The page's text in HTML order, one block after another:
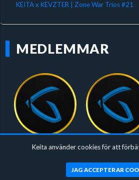
KEITA x KEVZTER | Zone War Trios #21
MEDLEMMAR
Zion2Legit MommeL2R2
Keita använder cookies för att
JAG ACCEPTERAR